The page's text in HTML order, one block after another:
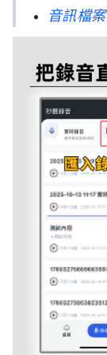
音訊檔